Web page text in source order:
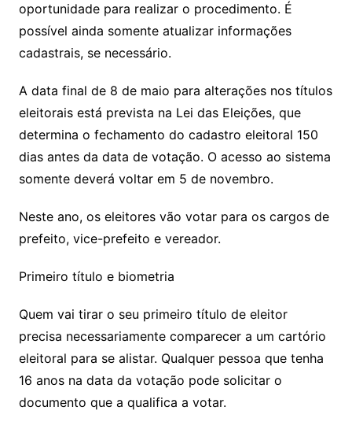
oportunidade para realizar o procedimento. É
possível ainda somente atualizar informações
cadastrais, se necessário.
A data final de 8 de maio para alterações nos títulos
eleitorais está prevista na Lei das Eleições, que
determina o fechamento do cadastro eleitoral 150
dias antes da data de votação. O acesso ao sistema
somente deverá voltar em 5 de novembro.
Neste ano, os eleitores vão votar para os cargos de
prefeito, vice-prefeito e vereador.
Primeiro título e biometria
Quem vai tirar o seu primeiro título de eleitor
precisa necessariamente comparecer a um cartório
eleitoral para se alistar. Qualquer pessoa que tenha
16 anos na data da votação pode solicitar o
documento que a qualifica a votar.